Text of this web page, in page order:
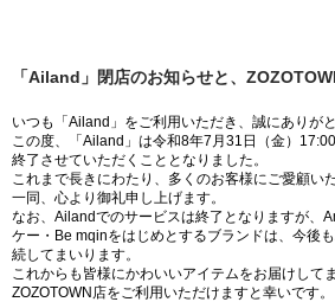
「Ailand」閉店のお知らせと、
いつも「Ailand」をご利用いただき、誠にありが
この度、「Ailand」は令和8年7月31日（金）
終了させていただくこととなりました。
これまで長きにわたり、多くのお客様にご愛顧い
一同、心より御礼申し上げます。
なお、Ailandでのサービスは終了となりますが、
ケー・Be mqinをはじめとするブランドは、今後
続してまいります。
これからも皆様にかわいいアイテムをお届けして
ZOZOTOWN店をご利用いただけますと幸いです。